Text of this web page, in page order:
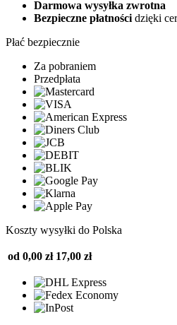
Darmowa wysyłka zwrotna
Bezpieczne płatności dzięki
Płać bezpiecznie
Za pobraniem
Przedpłata
Koszty wysyłki do Polska
od 0,00 zł 17,00 zł